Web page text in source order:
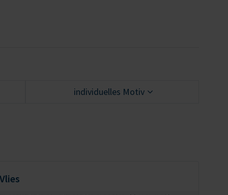
individuelles Motiv